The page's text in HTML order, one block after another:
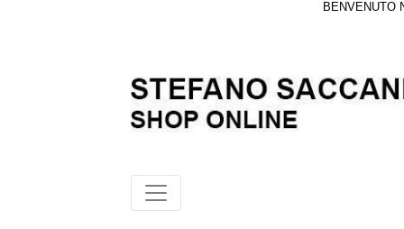
BENVENUTO